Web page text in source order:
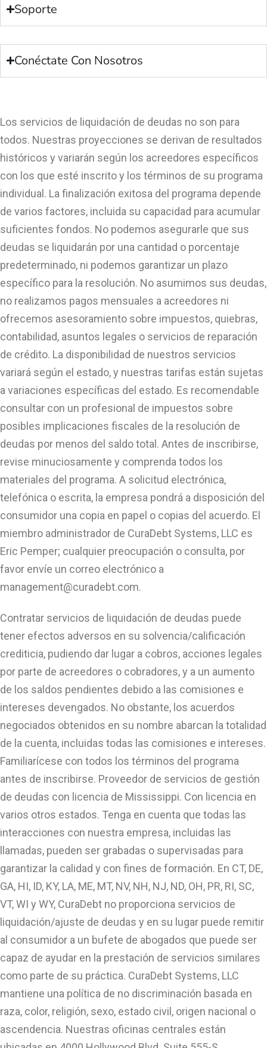
Soporte
Conéctate Con Nosotros
Los servicios de liquidación de deudas no son para
todos. Nuestras proyecciones se derivan de resultados
históricos y variarán según los acreedores específicos
con los que esté inscrito y los términos de su programa
individual. La finalización exitosa del programa depende
de varios factores, incluida su capacidad para acumular
suficientes fondos. No podemos asegurarle que sus
deudas se liquidarán por una cantidad o porcentaje
predeterminado, ni podemos garantizar un plazo
específico para la resolución. No asumimos sus deudas,
no realizamos pagos mensuales a acreedores ni
ofrecemos asesoramiento sobre impuestos, quiebras,
contabilidad, asuntos legales o servicios de reparación
de crédito. La disponibilidad de nuestros servicios
variará según el estado, y nuestras tarifas están sujetas
a variaciones específicas del estado. Es recomendable
consultar con un profesional de impuestos sobre
posibles implicaciones fiscales de la resolución de
deudas por menos del saldo total. Antes de inscribirse,
revise minuciosamente y comprenda todos los
materiales del programa. A solicitud electrónica,
telefónica o escrita, la empresa pondrá a disposición del
consumidor una copia en papel o copias del acuerdo. El
miembro administrador de CuraDebt Systems, LLC es
Eric Pemper; cualquier preocupación o consulta, por
favor envíe un correo electrónico a
management@curadebt.com.
Contratar servicios de liquidación de deudas puede
tener efectos adversos en su solvencia/calificación
crediticia, pudiendo dar lugar a cobros, acciones legales
por parte de acreedores o cobradores, y a un aumento
de los saldos pendientes debido a las comisiones e
intereses devengados. No obstante, los acuerdos
negociados obtenidos en su nombre abarcan la totalidad
de la cuenta, incluidas todas las comisiones e intereses.
Familiarícese con todos los términos del programa
antes de inscribirse. Proveedor de servicios de gestión
de deudas con licencia de Mississippi. Con licencia en
varios otros estados. Tenga en cuenta que todas las
interacciones con nuestra empresa, incluidas las
llamadas, pueden ser grabadas o supervisadas para
garantizar la calidad y con fines de formación. En CT, DE,
GA, HI, ID, KY, LA, ME, MT, NV, NH, NJ, ND, OH, PR, RI, SC,
VT, WI y WY, CuraDebt no proporciona servicios de
liquidación/ajuste de deudas y en su lugar puede remitir
al consumidor a un bufete de abogados que puede ser
capaz de ayudar en la prestación de servicios similares
como parte de su práctica. CuraDebt Systems, LLC
mantiene una política de no discriminación basada en
raza, color, religión, sexo, estado civil, origen nacional o
ascendencia. Nuestras oficinas centrales están